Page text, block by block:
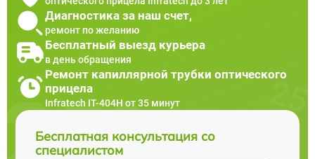
Диагностика за наш счет,
ремонт по желанию
Бесплатный выезд курьера
в день обращения
Ремонт капиллярной трубки оптического
прицела
Infratech IT-404H от 35 минут
Бесплатная консультация со
специалистом